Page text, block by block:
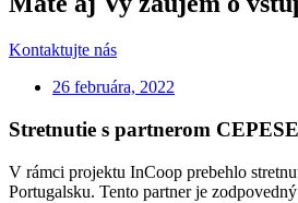
Kontaktujte nás
26 februára, 2022
Stretnutie s partnerom
V rámci projektu InCoop prebehlo
Portugalsku. Tento partner je